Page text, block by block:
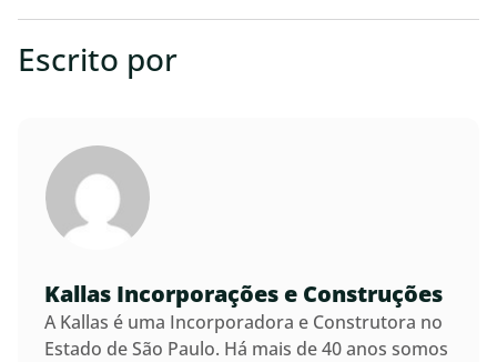
Escrito por
Kallas Incorporações e Construções
A Kallas é uma Incorporadora e Construtora no
Estado de São Paulo. Há mais de 40 anos somos